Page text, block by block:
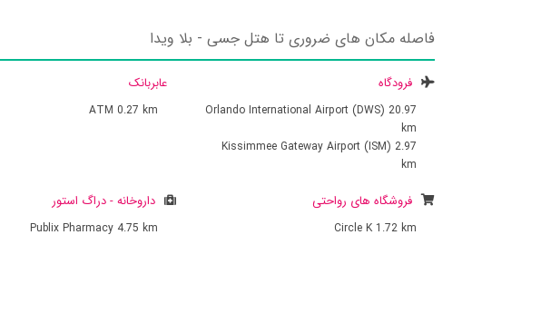
فاصله مکان های ضروری تا هتل جسی - بلا ویدا
فرودگاه
Orlando International Airport (DWS) 20.97
km
Kissimmee Gateway Airport (ISM) 2.97
km
عابربانک
ATM 0.27 km
فروشگاه های رواحتی
Circle K 1.72 km
داروخانه - دراگ استور
Publix Pharmacy 4.75 km